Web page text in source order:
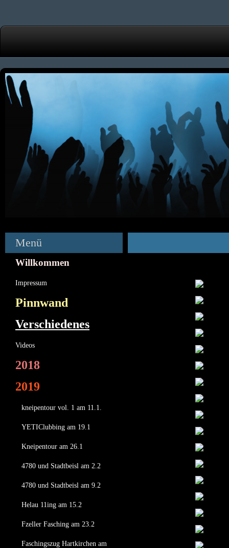
Menü
Willkommen
Impressum
Pinnwand
Verschiedenes
Videos
2018
2019
kneipentour vol. 1 am 11.1.
YETIClubbing am 19.1
Kneipentour am 26.1
4780 und Stadtbeisl am 2.2
4780 und Stadtbeisl am 9.2
Helau 11ing am 15.2
Fzeller Fasching am 23.2
Faschingszug Hartkirchen am